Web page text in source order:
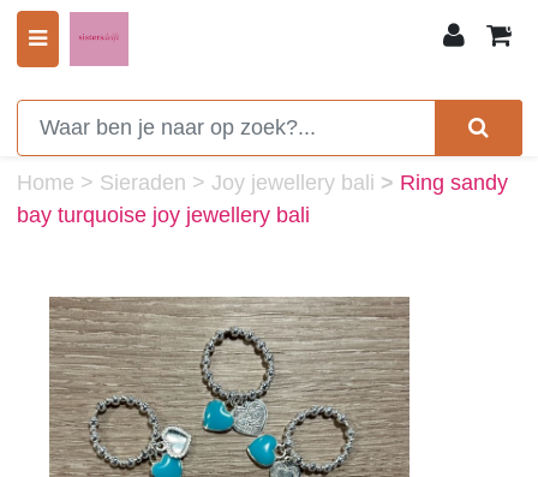
0
Home > Sieraden > Joy jewellery bali > Ring sandy
bay turquoise joy jewellery bali